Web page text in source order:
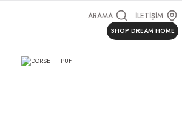
ARAMA İLETİŞİM
SHOP DREAM HOME